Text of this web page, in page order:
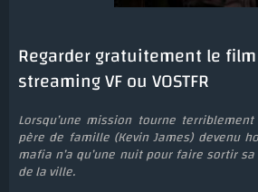
Regarder gratuitement le
streaming VF ou VOSTFR
Lorsqu’une mission tourne
père de famille (Kevin James) devenu
mafia n’a qu’une nuit pour faire sortir
de la ville.